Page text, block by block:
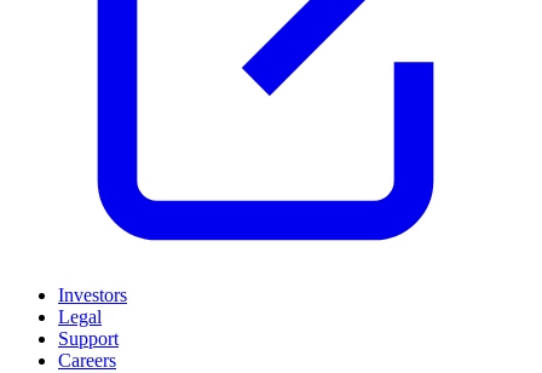
Investors
Legal
Support
Careers